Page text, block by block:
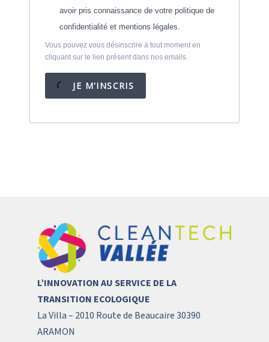
avoir pris connaissance de votre politique de
confidentialité et mentions légales.
Vous pouvez vous désinscrire à tout moment en
cliquant sur le lien présent dans nos emails.
JE M'INSCRIS
L’INNOVATION AU SERVICE DE LA
TRANSITION ECOLOGIQUE
La Villa – 2010 Route de Beaucaire 30390
ARAMON